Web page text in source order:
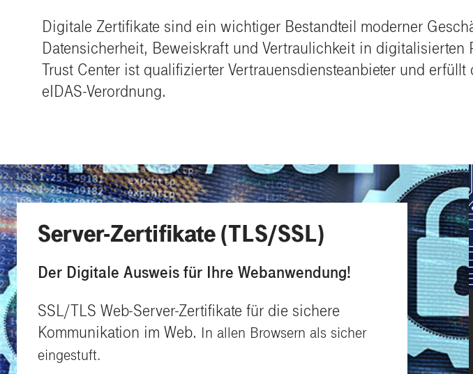
Digitale Zertifikate sind ein wichtiger Bestandteil moderner
Datensicherheit, Beweiskraft und Vertraulichkeit in
Trust Center ist qualifizierter Vertrauensdiensteanbieter und
eIDAS-Verordnung.
Server-Zertifikate (TLS/SSL)
Der Digitale Ausweis für Ihre Webanwendung!
SSL/TLS Web-Server-Zertifikate für die sichere
Kommunikation im Web. In allen Browsern als sicher
eingestuft.